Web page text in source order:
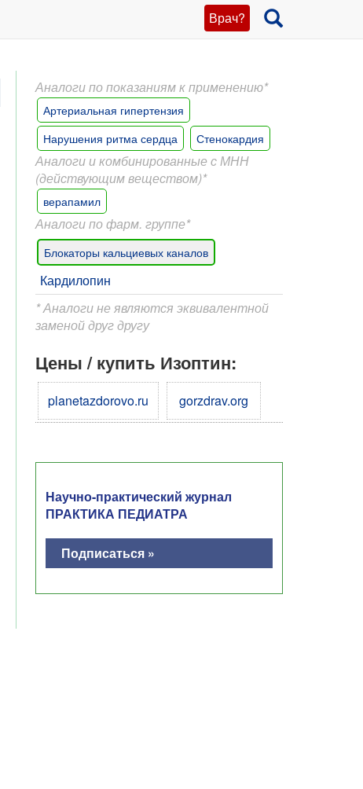
Врач?
Аналоги по показаниям к применению*
Артериальная гипертензия
Нарушения ритма сердца
Стенокардия
Аналоги и комбинированные с МНН
(действующим веществом)*
верапамил
Аналоги по фарм. группе*
Блокаторы кальциевых каналов
Кардилопин
* Аналоги не являются эквивалентной
заменой друг другу
Цены / купить Изоптин:
planetazdorovo.ru gorzdrav.org
Научно-практический журнал
ПРАКТИКА ПЕДИАТРА
Подписаться »